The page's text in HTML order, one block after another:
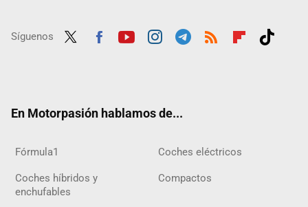
Síguenos
En Motorpasión hablamos de...
Fórmula1 Coches eléctricos
Coches híbridos y
enchufables
Compactos